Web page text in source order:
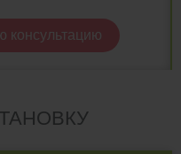
консультацию